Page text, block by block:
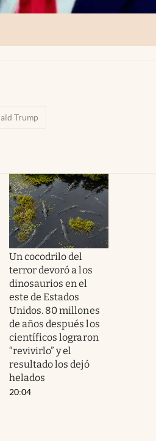
Trump
Un cocodrilo del
terror devoró a los
dinosaurios en el
este de Estados
Unidos. 80 millones
de años después los
científicos lograron
“revivirlo” y el
resultado los dejó
helados
20:04